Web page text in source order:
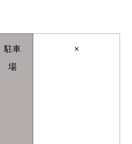
駐車
場
×